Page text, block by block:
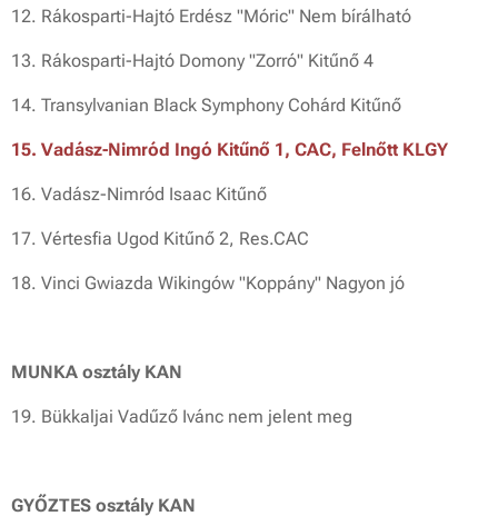
12. Rákosparti-Hajtó Erdész "Móric" Nem bírálható
13. Rákosparti-Hajtó Domony "Zorró" Kitűnő 4
14. Transylvanian Black Symphony Cohárd Kitűnő
15. Vadász-Nimród Ingó Kitűnő 1, CAC, Felnőtt KLGY
16. Vadász-Nimród Isaac Kitűnő
17. Vértesfia Ugod Kitűnő 2, Res.CAC
18. Vinci Gwiazda Wikingów "Koppány" Nagyon jó
MUNKA osztály KAN
19. Bükkaljai Vadűző Ivánc nem jelent meg
GYŐZTES osztály KAN